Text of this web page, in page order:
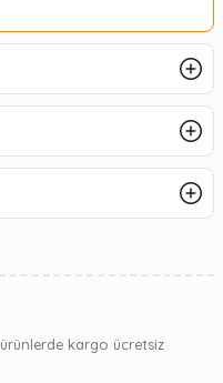
kargo ücretsiz